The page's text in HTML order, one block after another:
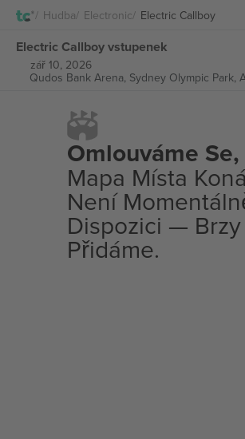
Hudba Electronic Electric CallboyPřihlásit se
Electric Callboy vstupenek
zář 10, 2026
Qudos Bank Arena, Sydney Olympic Park,
Omlouváme Se,
Mapa Místa
Není
Dispozici —
Přidáme.